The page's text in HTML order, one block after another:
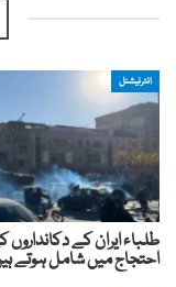
انٹرنیشنل
طلباء ایران کے دکانداروں
احتجاج میں شامل ہوتے